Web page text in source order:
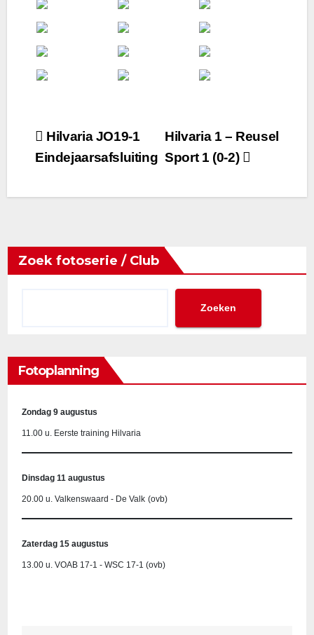
Bericht
navigatie
Hilvaria 1 – Reusel
Sport 1 (0-2)
Hilvaria JO19-1
Eindejaarsafsluiting
Zoek fotoserie / Club
Zoeken
Fotoplanning
Zondag 9 augustus
11.00 u. Eerste training Hilvaria
Dinsdag 11 augustus
20.00 u. Valkenswaard - De Valk (ovb)
Zaterdag 15 augustus
13.00 u. VOAB 17-1 - WSC 17-1 (ovb)